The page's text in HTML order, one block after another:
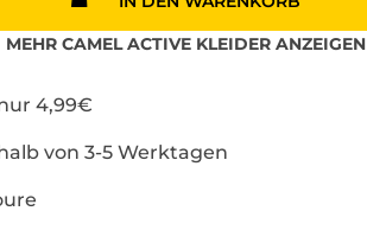
MEHRCAMEL ACTIVE KLEIDER ANZEIGEN
4,99€
von 3-5 Werktagen